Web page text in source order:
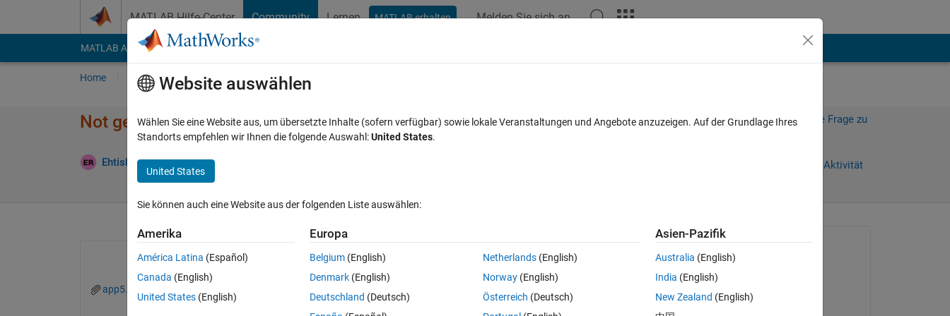
MATLAB Hilfe-Center Community Lernen MATLAB erhalten Melden Sie sich an
MATLAB Answers File Exchange Cody
Home Fragen Antworten Durchsuchen
Not getting the output in app interface even code is written
Ehtisham 18 Dez. 2023
Melden Sie sich an, um diese Frage zu
Anmelden, um Aktivität
0 Stimmen
app5.mlapp
Ehtisham
am 18 Dez. 2023
Website auswählen
Wählen Sie eine Website aus, um übersetzte Inhalte (sofern verfügbar) sowie lokale Veranstaltungen und Angebote anzuzeigen. Auf der Grundlage Ihres
Standorts empfehlen wir Ihnen die folgende Auswahl:United States.
United States
Sie können auch eine Website aus der folgenden Liste auswählen:
Amerika
América Latina (Español)
Canada (English)
United States (English)
Europa
Belgium (English)
Denmark (English)
Deutschland (Deutsch)
Netherlands(English)
Norway(English)
Österreich (Deutsch)
Asien-Pazifik
Australia (English)
India (English)
New Zealand (English)